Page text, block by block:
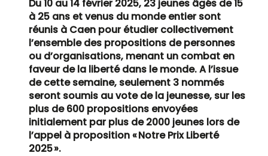
Du 10 au 14 février 2025, 23 jeunes âgés de 15
à 25 ans et venus du monde entier sont
réunis à Caen pour étudier collectivement
l’ensemble des propositions de personnes
ou d’organisations, menant un combat en
faveur de la liberté dans le monde. A l’issue
de cette semaine, seulement 3 nommés
seront soumis au vote de la jeunesse, sur les
plus de 600 propositions envoyées
initialement par plus de 2000 jeunes lors de
l’appel à proposition « Notre Prix Liberté
2025 ».